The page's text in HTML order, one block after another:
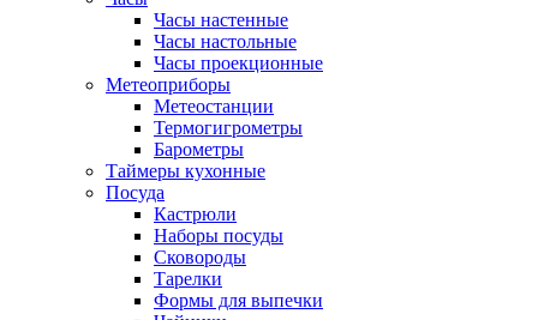
Часы настенные
Часы настольные
Часы проекционные
Метеоприборы
Метеостанции
Термогигрометры
Барометры
Таймеры кухонные
Посуда
Кастрюли
Наборы посуды
Сковороды
Тарелки
Формы для выпечки